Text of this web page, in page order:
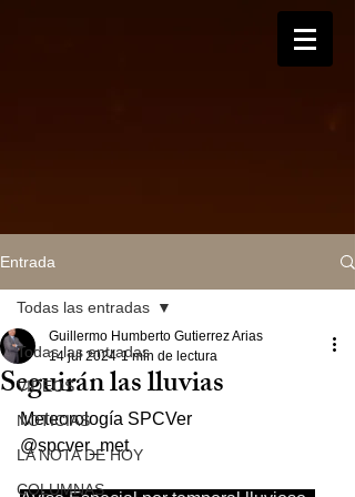
Entrada
Todas las entradas
VIDEOS
NOTICIAS
LA NOTA DE HOY
COLUMNAS
Todas las entradas
Seguirán las lluvias
Guillermo Humberto Gutierrez Arias
14 jul 2024 1 min de lectura
Meteorología SPCVer
@spcver_met